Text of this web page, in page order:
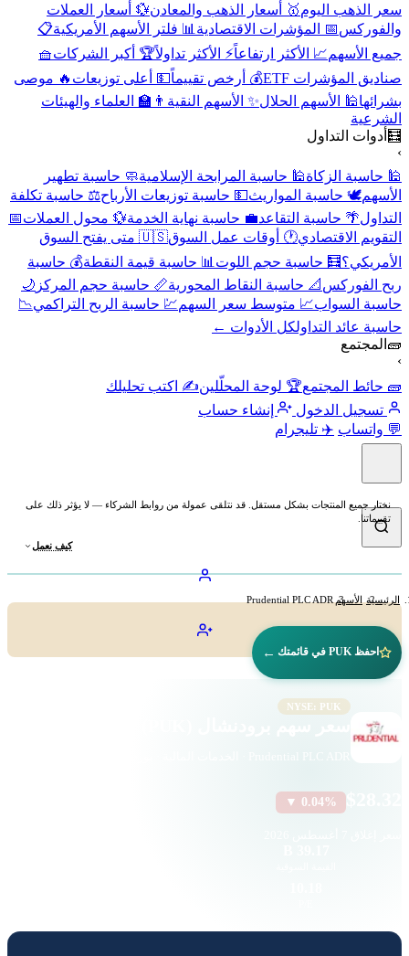
سعر الذهب اليوم🥇 أسعار الذهب والمعادن💱 أسعار العملات
والفوركس 📅 المؤشرات الاقتصادية📊 فلتر الأسهم الأمريكية📋
جميع الأسهم📈 الأكثر ارتفاعاً⚡ الأكثر تداولاً🏆 أكبر الشركات🧺
صناديق المؤشرات ETF
💰 أرخص تقييماً💵 أعلى توزيعات🔥 موصى
بشرائها🕌 الأسهم الحلال ✨ الأسهم النقية👨‍🏫 العلماء والهيئات
الشرعية
🧮أدوات التداول
🕌 حاسبة الزكاة🕌 حاسبة المرابحة الإسلامية🧼 حاسبة تطهير
الأسهم🕊️ حاسبة المواريث💵 حاسبة توزيعات الأرباح⚖️ حاسبة تكلفة
التداول 🌴 حاسبة التقاعد💼 حاسبة نهاية الخدمة💱 محول العملات📅
التقويم الاقتصادي🕐 أوقات عمل السوق
🇺🇸 متى يفتح السوق
الأمريكي؟🧮 حاسبة حجم اللوت📊 حاسبة قيمة النقطة💰 حاسبة
ربح الفوركس 📐 حاسبة النقاط المحورية📏 حاسبة حجم المركز 🌙
حاسبة السواب📈 متوسط سعر السهم💹 حاسبة الربح التراكمي 📉
حاسبة عائد التداولكل الأدوات ←
🧱المجتمع
🧱 حائط المجتمع🏆 لوحة المحلّلين✍️ اكتب تحليلك
تسجيل الدخول
إنشاء حساب
💬 واتساب ✈️ تليجرام
نختار جميع المنتجات بشكل مستقل. قد نتلقى عمولة من روابط الشركاء — لا يؤثر ذلك على
تقييماتنا.
كيف نعمل
الرئيسية الأسهم Prudential PLC ADR
احفظ PUK في قائمتك ←
NYSE: PUK
▼ 0.04%